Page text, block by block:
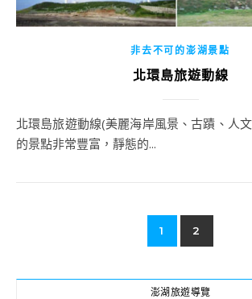
非去不可的澎湖景點
北環島旅遊動線
北環島旅遊動線(美麗海岸風景、古蹟、人文、歷史) 本島北環
的景點非常豐富，靜態的...
1 2
澎湖旅遊導覽